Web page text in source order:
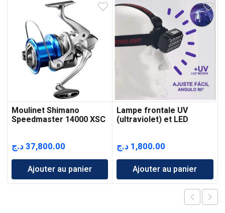
Moulinet Shimano
Speedmaster 14000 XSC
37,800.00د.ج
Ajouter au panier
Lampe frontale UV
(ultraviolet) et LED
1,800.00 د.ج
Ajouter au panier